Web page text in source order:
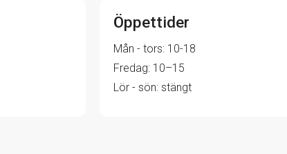
Öppettider
Mån - tors: 10-18
Fredag: 10–15
Lör - sön: stängt